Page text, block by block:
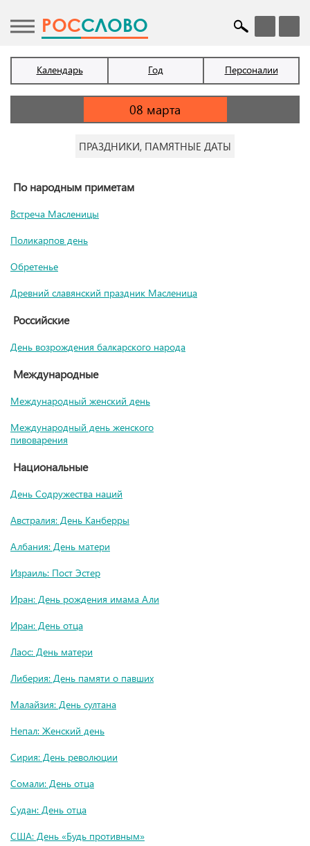
POCСЛОВО
Календарь Год Персоналии
ПРАЗДНИКИ, ПАМЯТНЫЕ ДАТЫ
По народным приметам
Встреча Масленицы
Поликарпов день
Обретенье
Древний славянский праздник Масленица
Российские
День возрождения балкарского народа
Международные
Международный женский день
Международный день женского
пивоварения
Национальные
День Содружества наций
Австралия: День Канберры
Албания: День матери
Израиль: Пост Эстер
Иран: День рождения имама Али
Иран: День отца
Лаос: День матери
Либерия: День памяти о павших
Малайзия: День султана
Непал: Женский день
Сирия: День революции
Сомали: День отца
Судан: День отца
США: День «Будь противным»